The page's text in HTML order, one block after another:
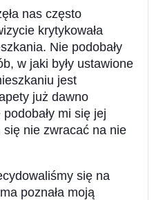
nas często
krytykowała
Nie podobały
w jaki były ustawione
jest
już dawno
mi się jej
się nie zwracać na nie
się na
poznała moją